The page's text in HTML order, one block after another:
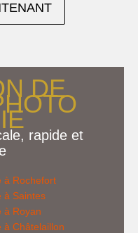
DE
rapide et
à Rochefort
à Saintes
à Royan
à Châtelaillon